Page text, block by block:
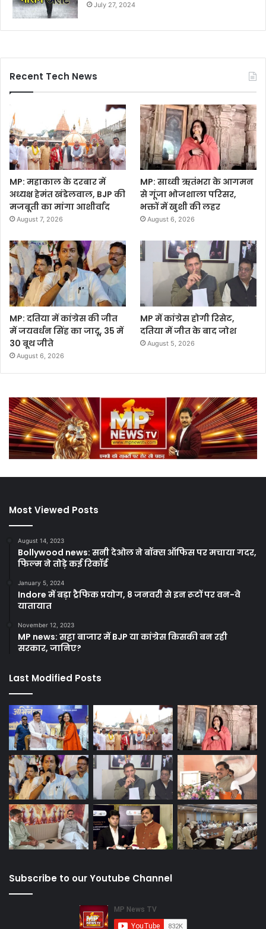
July 27, 2024
Recent Tech News
MP: महाकाल के दरबार में
अध्यक्ष हेमंत खंडेलवाल, BJP की
मजबूती का मांगा आशीर्वाद
August 7, 2026
MP: साध्वी ऋतंभरा के आगमन
से गूंजा भोजशाला परिसर,
भक्तों में खुशी की लहर
August 6, 2026
MP: दतिया में कांग्रेस की जीत
में जयवर्धन सिंह का जादू, 35 में
30 बूथ जीते
August 6, 2026
MP में कांग्रेस होगी रिसेट,
दतिया में जीत के बाद जोश
August 5, 2026
Most Viewed Posts
August 14, 2023
Bollywood news: सनी देओल ने बॉक्स ऑफिस पर मचाया गदर,
फिल्म ने तोड़े कई रिकॉर्ड
January 5, 2024
Indore में बड़ा ट्रैफिक प्रयोग, 8 जनवरी से इन रूटों पर वन-वे
यातायात
November 12, 2023
MP news: सट्टा बाजार में BJP या कांग्रेस किसकी बन रही
सरकार, जानिए?
Last Modified Posts
Subscribe to our Youtube Channel